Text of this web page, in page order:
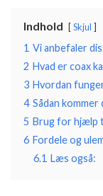
Indhold Skjul
1 Vi anbefaler
2 Hvad er coax
3 Hvordan
4 Sådan kommer
5 Brug for hjælp
6 Fordele og
6.1 Læs også: